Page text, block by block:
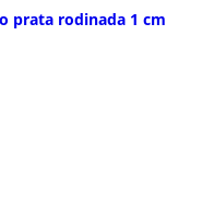
prata rodinada 1 cm